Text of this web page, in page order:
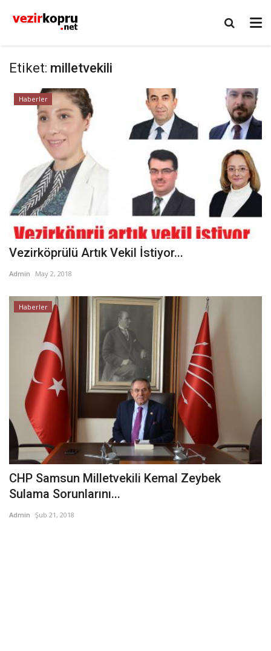
Etiket: milletvekili
Haberler
Vezirköprülü Artık Vekil İstiyor...
Admin May 2, 2018
Haberler
CHP Samsun Milletvekili Kemal Zeybek
Sulama Sorunlarını...
Admin Şub 21, 2018